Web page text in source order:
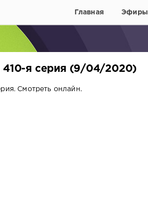
Главная Эфиры
410-я серия (9/04/2020)
Смотреть онлайн.